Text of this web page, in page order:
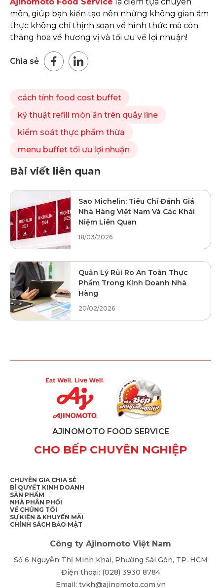
môn, giúp bạn kiến tạo nên những không gian ẩm
thực không chỉ thịnh soạn về hình thức mà còn
thăng hoa về hương vị và tối ưu về lợi nhuận!
Chia sẻ
cách tính food cost buffet
kỹ thuật refill món ăn trên quầy line
kiểm soát thực phẩm thừa
menu buffet tối ưu lợi nhuận
Bài viết liên quan
Sao Michelin: Tiêu Chí Đánh Giá
Nhà Hàng Việt Nam Và Các Khái
Niệm Liên Quan
18/03/2026
Quản Lý Rủi Ro An Toàn Thực
Phẩm Trong Kinh Doanh Nhà
Hàng
20/02/2026
AJINOMOTO FOOD SERVICE
CHO BẾP CHUYÊN NGHIỆP
CHUYÊN GIA CHIA SẺ
BÍ QUYẾT KINH DOANH
SẢN PHẨM
NHÀ PHÂN PHỐI
VỀ CHÚNG TÔI
SỰ KIỆN & KHUYẾN MÃI
CHÍNH SÁCH BẢO MẬT
Công ty Ajinomoto Việt Nam
Số 6 Nguyễn Thị Minh Khai, Phường Sài Gòn, TP. HCM
Điện thoại: (028) 3930 8784
Email: tvkh@ajinomoto.com.vn